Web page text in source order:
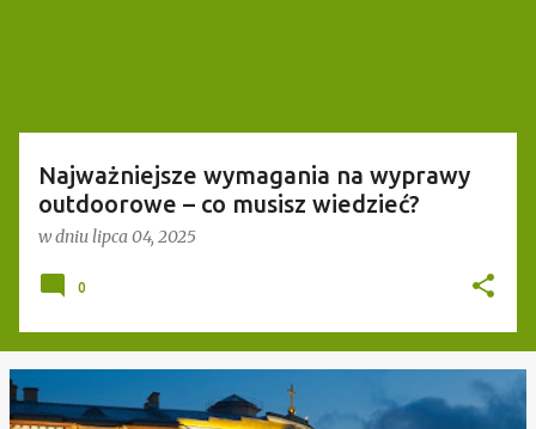
Najważniejsze wymagania na wyprawy
outdoorowe – co musisz wiedzieć?
w dniulipca 04, 2025
0